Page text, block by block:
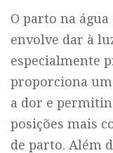
O parto na
envolve dar à
especialmente
proporciona
a dor e
posições mais
de parto. Além